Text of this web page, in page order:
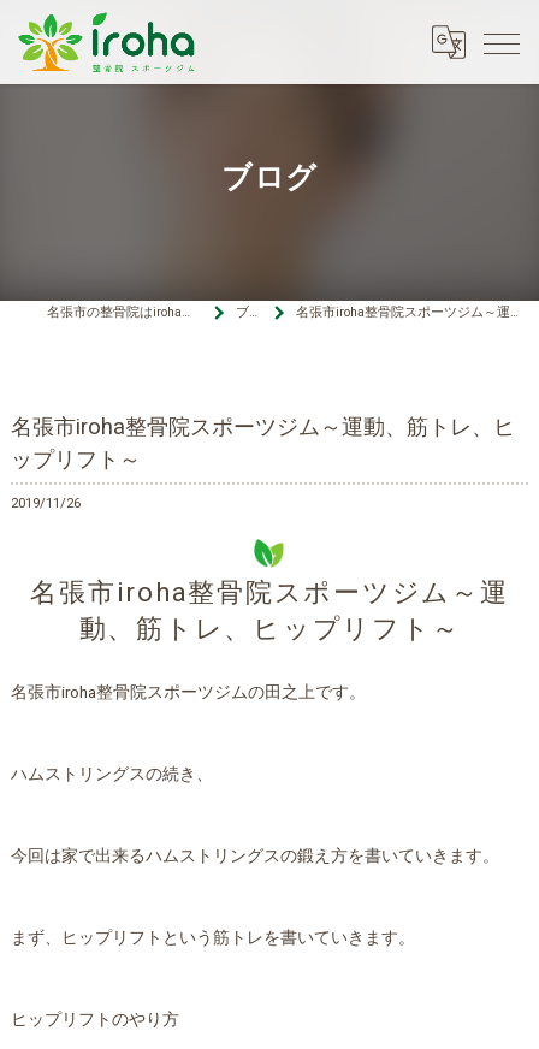
ブログ
名張市の整骨院はiroha整骨院スポーツジム ブログ 名張市iroha整骨院スポーツジム～運動、筋トレ、ヒップリフト～
名張市iroha整骨院スポーツジム～運動、筋トレ、ヒ
ップリフト～
2019/11/26
名張市iroha整骨院スポーツジム～運
動、筋トレ、ヒップリフト～
名張市iroha整骨院スポーツジムの田之上です。
ハムストリングスの続き、
今回は家で出来るハムストリングスの鍛え方を書いていきます。
まず、ヒップリフトという筋トレを書いていきます。
ヒップリフトのやり方